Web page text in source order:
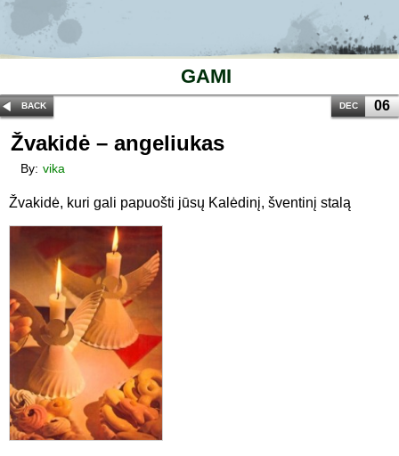
GAMI
BACK DEC 06
Žvakidė – angeliukas
By: vika
Žvakidė, kuri gali papuošti jūsų Kalėdinį, šventinį stalą